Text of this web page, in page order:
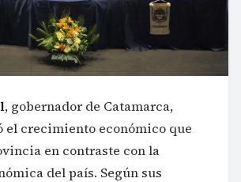
, gobernador de Catamarca,
el crecimiento económico que
en contraste con la
del país. Según sus